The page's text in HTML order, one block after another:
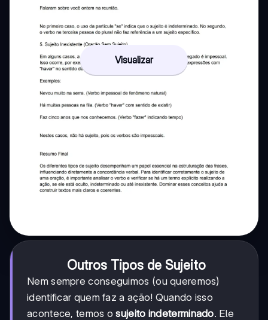
Visualizar
Outros Tipos de Sujeito
Nem sempre conseguimos (ou queremos)
identificar quem faz a ação! Quando isso
acontece, temos osujeito indeterminado. Ele